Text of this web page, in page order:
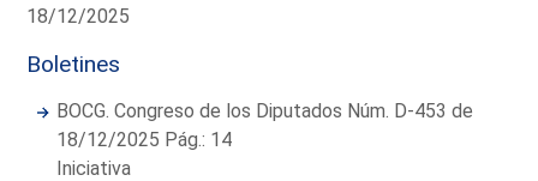
18/12/2025
Boletines
BOCG. Congreso de los Diputados Núm. D-453 de
18/12/2025 Pág.: 14
Iniciativa